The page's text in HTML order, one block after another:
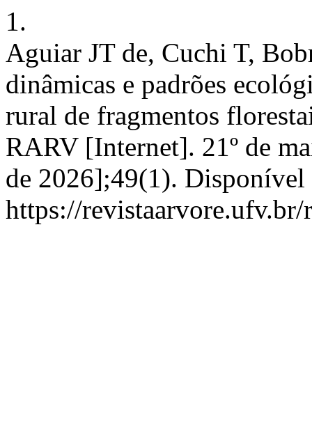
1.
Aguiar JT de, Cuchi T,
dinâmicas e padrões
rural de fragmentos
RARV [Internet]. 21º de
de 2026];49(1). Disponível
https://